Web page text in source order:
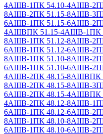
4АIIIВ-1ПК 54.10-4АIIIВ-2
8АIIIВ-2ПК 51.15-8АIIIВ-3
6АIIIВ-1ПК 51.15-6АIIIВ-2
4АIIIВПК 51.15-4АIIIВ-1ПК
8АIIIВ-1ПК 51.12-8АIIIВ-2
6АIIIВ-1ПК 51.12-6АIIIВ-2
8АIIIВ-1ПК 51.10-8АIIIВ-2
6АIIIВ-1ПК 51.10-6АIIIВ-2
4АIIIВ-2ПК 48.15-8АIIIВПК
8АIIIВ-2ПК 48.15-8АIIIВ-3
6АIIIВ-2ПК 48.15-4АIIIВПК
4АIIIВ-2ПК 48.12-8АIIIВ-1
6АIIIВ-1ПК 48.12-6АIIIВ-2
8АIIIВ-1ПК 48.10-8АIIIВ-2
6АIIIВ-1ПК 48.10-6АIIIВ-2